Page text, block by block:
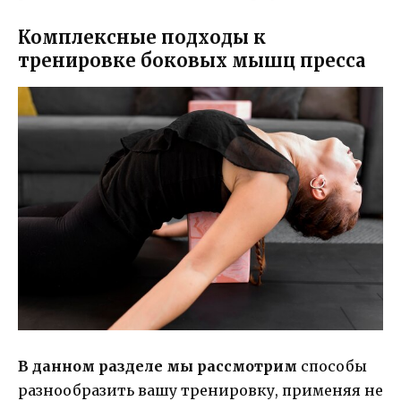
Комплексные подходы к
тренировке боковых мышц пресса
В данном разделе мы рассмотрим способы
разнообразить вашу тренировку, применяя не